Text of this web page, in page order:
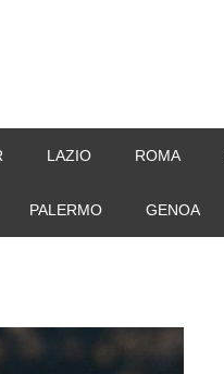
LAZIO ROMA
PALERMO GENOA